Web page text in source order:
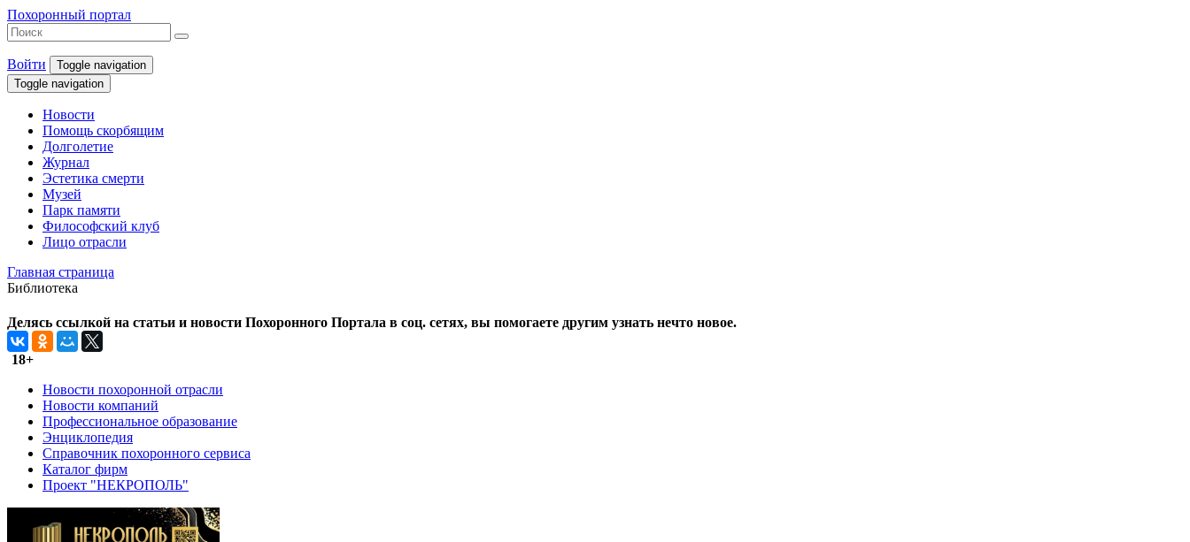
Похоронный портал
Войти
Toggle navigation
Toggle navigation
Новости
Помощь скорбящим
Долголетие
Журнал
Эстетика смерти
Музей
Парк памяти
Философский клуб
Лицо отрасли
Главная страница
Библиотека
Делясь ссылкой на статьи и новости Похоронного Портала в соц. сетях, вы помогаете другим узнать нечто новое.
18+
Новости похоронной отрасли
Новости компаний
Профессиональное образование
Энциклопедия
Справочник похоронного сервиса
Каталог фирм
Проект "НЕКРОПОЛЬ"